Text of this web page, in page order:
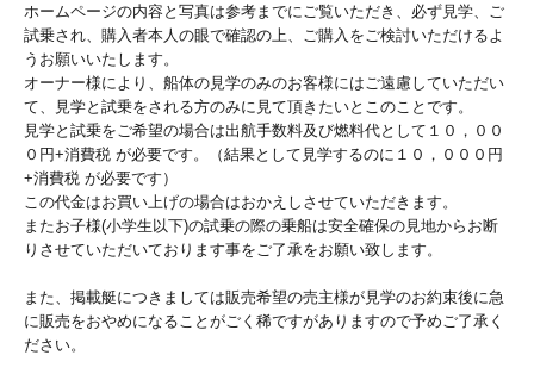
ホームページの内容と写真は参考までにご覧いただき、必ず見学、ご
試乗され、購入者本人の眼で確認の上、ご購入をご検討いただけるよ
うお願いいたします。
オーナー様により、船体の見学のみのお客様にはご遠慮していただい
て、見学と試乗をされる方のみに見て頂きたいとこのことです。
見学と試乗をご希望の場合は出航手数料及び燃料代として１０，００
０円+消費税 が必要です。（結果として見学するのに１０，０００円
+消費税 が必要です）
この代金はお買い上げの場合はおかえしさせていただきます。
またお子様(小学生以下)の試乗の際の乗船は安全確保の見地からお断
りさせていただいております事をご了承をお願い致します。
また、掲載艇につきましては販売希望の売主様が見学のお約束後に急
に販売をおやめになることがごく稀ですがありますので予めご了承く
ださい。